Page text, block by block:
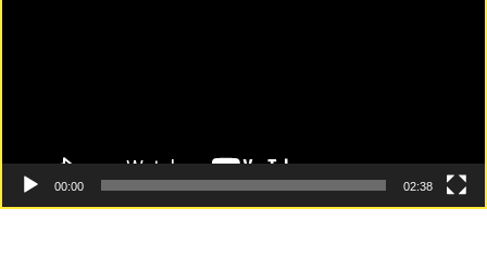
00:00 02:38